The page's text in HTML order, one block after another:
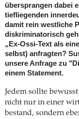
übersprangen dabei
tiefliegenden
damit rein westliche
diskriminatorisch
„Ex-Ossi-Text als
selbst) anfragten?
unsere Anfrage zu
einem Statement.
Jedem sollte
nicht nur in einer
bestand, sondern